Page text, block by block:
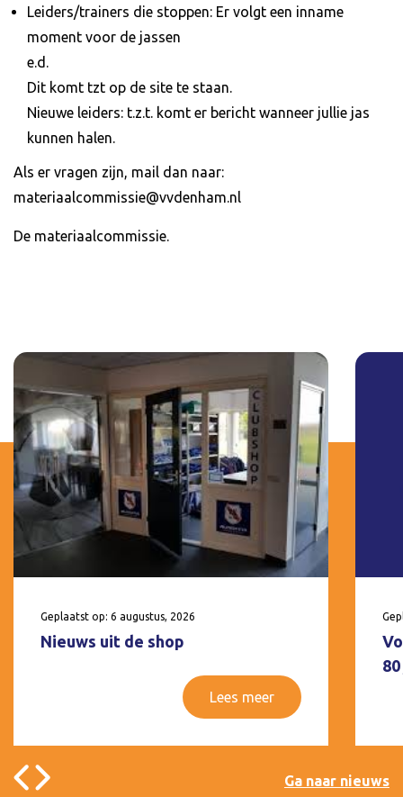
Leiders/trainers die stoppen: Er volgt een inname
moment voor de jassen
e.d.
Dit komt tzt op de site te staan.
Nieuwe leiders: t.z.t. komt er bericht wanneer jullie jas
kunnen halen.
Als er vragen zijn, mail dan naar:
materiaalcommissie@vvdenham.nl
De materiaalcommissie.
Geplaatst op: 6 augustus, 2026
Nieuws uit de shop
Lees meer
Ga naar nieuws